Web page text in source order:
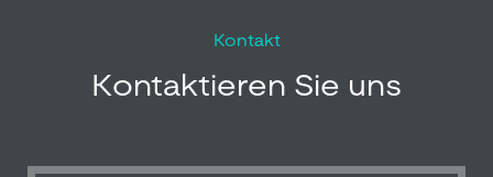
Kontakt
Kontaktieren Sie uns